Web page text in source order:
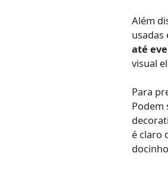
Além
até
visual
Para
Podem
é claro